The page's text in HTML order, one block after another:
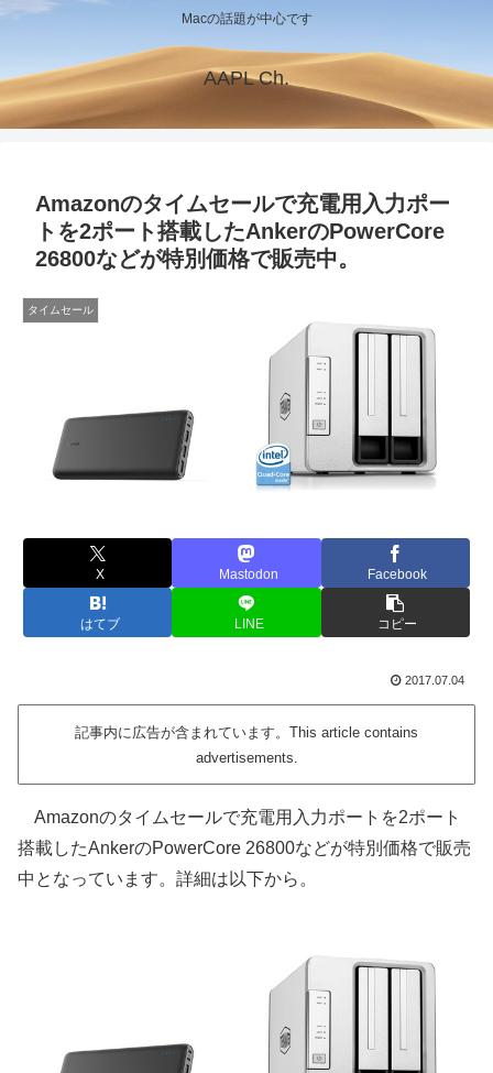
Macの話題が中心です
AAPL Ch.
Amazonのタイムセールで充電用入力ポー
トを2ポート搭載したAnkerのPowerCore
26800などが特別価格で販売中。
タイムセール
X Mastodon Facebook
はてブ LINE コピー
2017.07.04
記事内に広告が含まれています。This article contains
advertisements.
Amazonのタイムセールで充電用入力ポートを2ポート
搭載したAnkerのPowerCore 26800などが特別価格で販売
中となっています。詳細は以下から。